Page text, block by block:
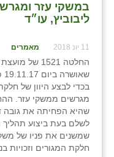
במשקי עזר
ליבוביץ, עו״ד
11 יונ 2018 מאמרים
החלטה 1521
בכדי לבצע היוון של
מגרשים ממשקי עזר.
שהיא הפחיתה את גובה
לשלם בעת ביצוע תהליך
שמשנים את פניו של
חלקת המגורים וזכויות